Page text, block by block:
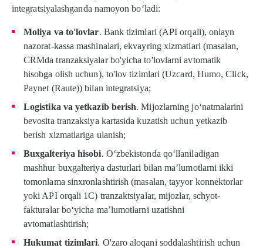
integratsiyalashganda namoyon bo‘ladi:
Moliya va to'lovlar. Bank tizimlari (API orqali), onlayn
nazorat-kassa mashinalari, ekvayring xizmatlari (masalan,
CRMda tranzaksiyalar bo'yicha to'lovlarni avtomatik
hisobga olish uchun), to'lov tizimlari (Uzcard, Humo, Click,
Paynet (Raute)) bilan integratsiya;
Logistika va yetkazib berish. Mijozlarning jo‘natmalarini
bevosita tranzaksiya kartasida kuzatish uchun yetkazib
berish xizmatlariga ulanish;
Buxgalteriya hisobi. O‘zbekistonda qo‘llaniladigan
mashhur buxgalteriya dasturlari bilan ma’lumotlarni ikki
tomonlama sinxronlashtirish (masalan, tayyor konnektorlar
yoki API orqali 1C) tranzaktsiyalar, mijozlar, schyot-
fakturalar bo‘yicha ma’lumotlarni uzatishni
avtomatlashtirish;
Hukumat tizimlari. O'zaro aloqani soddalashtirish uchun